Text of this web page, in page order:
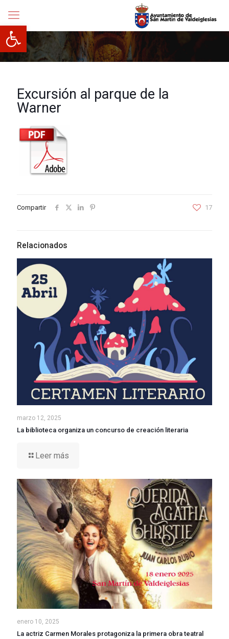
Abrir barra de herramientas
Excursión al parque de la
Warner
Compartir 17
Relacionados
marzo 12, 2025
La biblioteca organiza un concurso de creación literaria
Leer más
enero 10, 2025
La actriz Carmen Morales protagoniza la primera obra teatral